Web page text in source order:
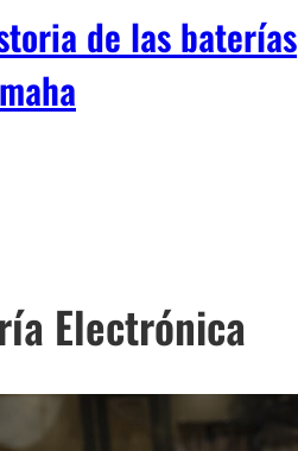
de las baterías
Electrónica